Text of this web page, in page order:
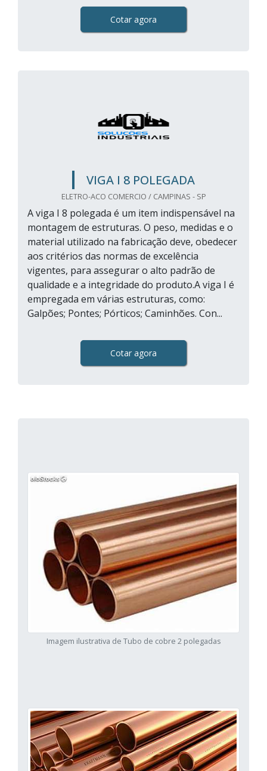
Cotar agora
VIGA I 8 POLEGADA
ELETRO-ACO COMERCIO / CAMPINAS - SP
A viga I 8 polegada é um item indispensável na
montagem de estruturas. O peso, medidas e o
material utilizado na fabricação deve, obedecer
aos critérios das normas de excelência
vigentes, para assegurar o alto padrão de
qualidade e a integridade do produto.A viga I é
empregada em várias estruturas, como:
Galpões; Pontes; Pórticos; Caminhões. Con...
Cotar agora
Imagem ilustrativa de Tubo de cobre 2 polegadas